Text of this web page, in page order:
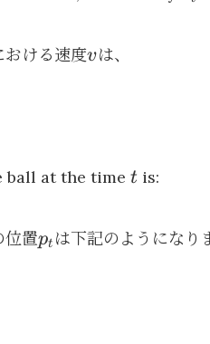
おける速度v
vは、
ball at the time t
t is:
位置p_t
pt は下記のようになり